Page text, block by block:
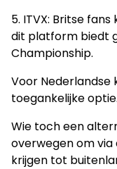
5. ITVX: Britse
dit platform biedt
Championship.
Voor Nederlandse
toegankelijke optie.
Wie toch een
overwegen om
krijgen tot